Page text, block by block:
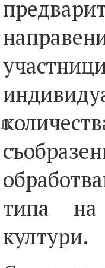
типа на
култури.